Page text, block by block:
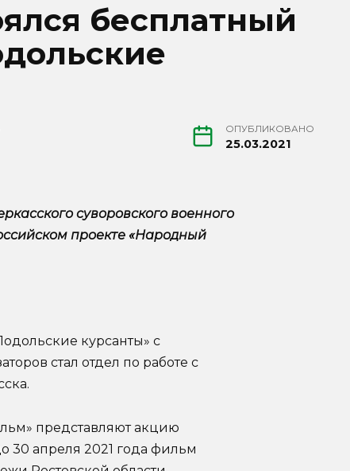
бесплатный
ОПУБЛИКОВАНО
25.03.2021
суворовского военного
проекте «Народный
курсанты» с
стал отдел по работе с
представляют акцию
30 апреля 2021 года фильм